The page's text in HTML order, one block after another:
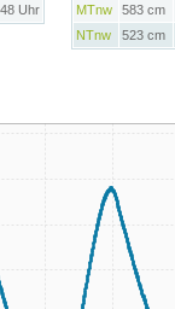
Uhr
MTnw
583 cm
NTnw
523 cm